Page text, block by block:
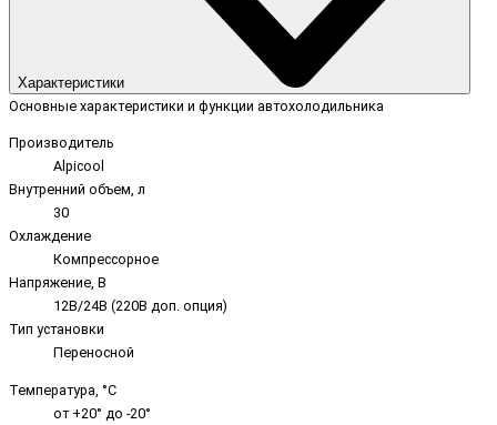
Характеристики
Основные характеристики и функции автохолодильника
Производитель
Alpicool
Внутренний объем, л
30
Охлаждение
Компрессорное
Напряжение, В
12В/24В (220В доп. опция)
Тип установки
Переносной
Температура, °C
от +20° до -20°